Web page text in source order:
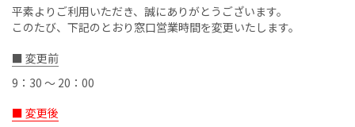
平素よりご利用いただき、誠にありがとうございます。
このたび、下記のとおり窓口営業時間を変更いたします。
■ 変更前
9：30 ～ 20：00
■ 変更後